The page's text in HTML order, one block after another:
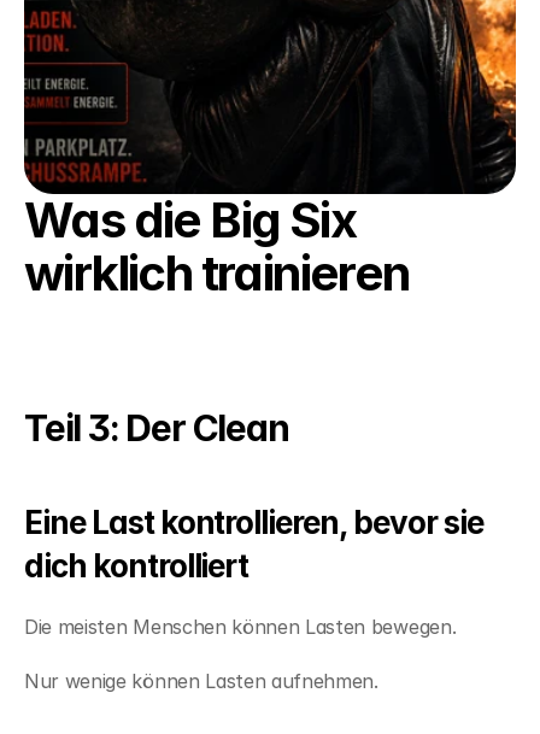
Was die Big Six
wirklich trainieren
Teil 3: Der Clean
Eine Last kontrollieren, bevor sie
dich kontrolliert
Die meisten Menschen können Lasten bewegen.
Nur wenige können Lasten aufnehmen.